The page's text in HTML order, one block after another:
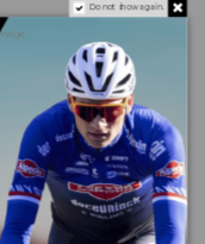
of RADAR EV PATH
/ PRIZM ROAD JADE
€133.66€178.21
Do not show again.